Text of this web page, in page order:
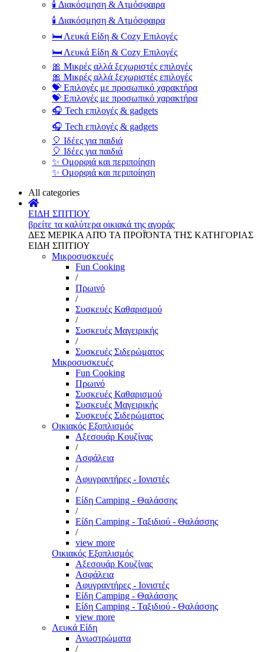
🕯️ Διακόσμηση & Ατμόσφαιρα
🕯️ Διακόσμηση & Ατμόσφαιρα
🛏️ Λευκά Είδη & Cozy Επιλογές
🛏️ Λευκά Είδη & Cozy Επιλογές
🎀 Μικρές αλλά ξεχωριστές επιλογές
🎀 Μικρές αλλά ξεχωριστές επιλογές
💝 Επιλογές με προσωπικό χαρακτήρα
💝 Επιλογές με προσωπικό χαρακτήρα
🎧 Tech επιλογές & gadgets
🎧 Tech επιλογές & gadgets
🎈 Ιδέες για παιδιά
🎈 Ιδέες για παιδιά
✨ Ομορφιά και περιποίηση
✨ Ομορφιά και περιποίηση
All categories
ΕΙΔΗ ΣΠΙΤΙΟΥ
βρείτε τα καλύτερα οικιακά της αγοράς
ΔΕΣ ΜΕΡΙΚΑ ΑΠΌ ΤΑ ΠΡΟΪΌΝΤΑ ΤΗΣ ΚΑΤΗΓΟΡΙΑΣ
ΕΙΔΗ ΣΠΙΤΙΟΥ
Μικροσυσκευές
Fun Cooking
/
Πρωινό
/
Συσκευές Καθαρισμού
/
Συσκευές Μαγειρικής
/
Συσκευές Σιδερώματος
Μικροσυσκευές
Fun Cooking
Πρωινό
Συσκευές Καθαρισμού
Συσκευές Μαγειρικής
Συσκευές Σιδερώματος
Οικιακός Εξοπλισμός
Αξεσουάρ Κουζίνας
/
Ασφάλεια
/
Αφυγραντήρες - Ιονιστές
/
Είδη Camping - Θαλάσσης
/
Είδη Camping - Ταξιδιού - Θαλάσσης
/
view more
Οικιακός Εξοπλισμός
Αξεσουάρ Κουζίνας
Ασφάλεια
Αφυγραντήρες - Ιονιστές
Είδη Camping - Θαλάσσης
Είδη Camping - Ταξιδιού - Θαλάσσης
view more
Λευκά Είδη
Ανωστρώματα
/